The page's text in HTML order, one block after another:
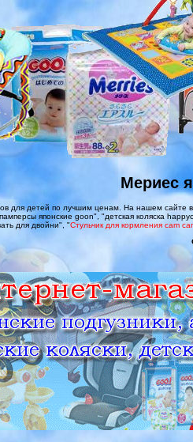
Мериес
для детей по лучшим ценам. На нашем сайте
японские goon", "детская коляска
для двойни", "Стульчик для кopмлeния cam